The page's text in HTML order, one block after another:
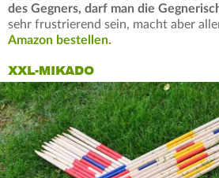
des Gegners, darf man die
sehr frustrierend sein, macht aber
Amazon bestellen.
XXL-MIKADO